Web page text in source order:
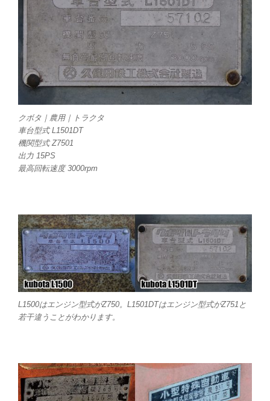
クボタ｜農用｜トラクタ
車台型式 L1501DT
機関型式 Z7501
出力 15PS
最高回転速度 3000rpm
L1500はエンジン型式がZ750。L1501DTはエンジン型式がZ751と
若干違うことがわかります。